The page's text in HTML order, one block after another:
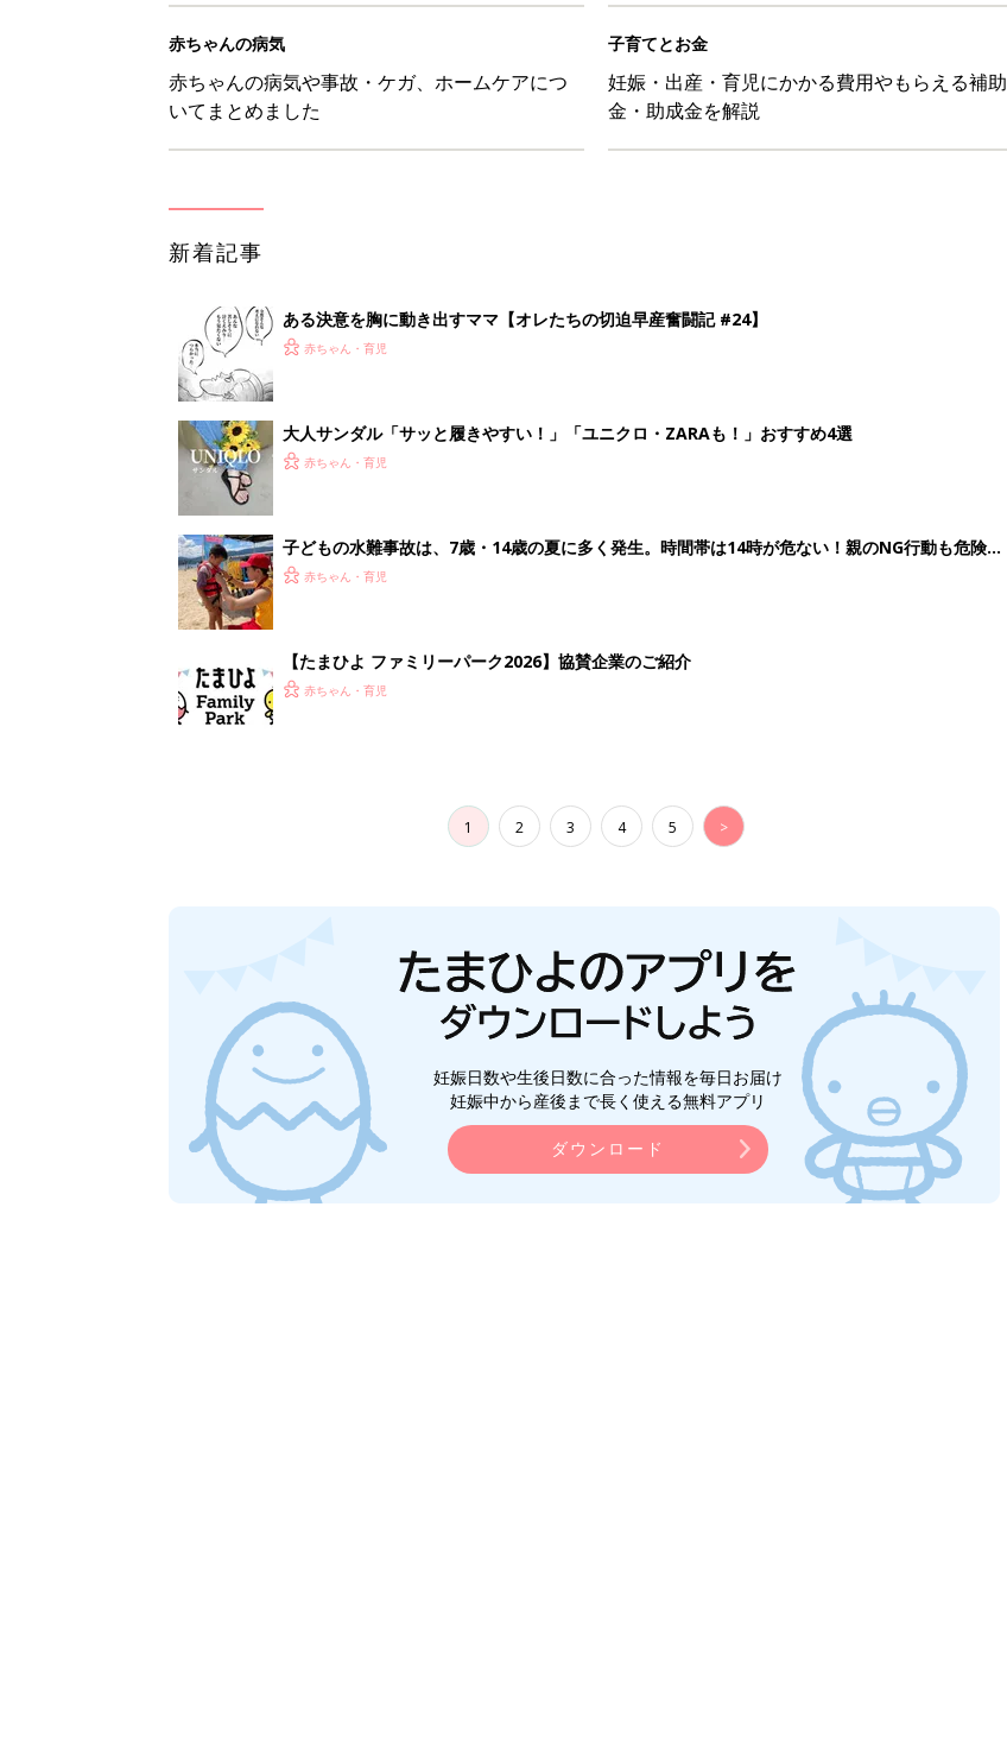
赤ちゃんの病気
赤ちゃんの病気や事故・ケガ、ホームケアにつ
いてまとめました
子育てとお金
妊娠・出産・育児にかかる費用やもらえる補助
金・助成金を解説
新着記事
ある決意を胸に動き出すママ【オレたちの切迫早産奮闘記 #24】
赤ちゃん・育児
大人サンダル「サッと履きやすい！」「ユニクロ・ZARAも！」おすすめ4選
赤ちゃん・育児
子どもの水難事故は、7歳・14歳の夏に多く発生。時間帯は14時が危ない！親のNG行動も危険を
まねく【専門家】
赤ちゃん・育児
【たまひよ ファミリーパーク2026】協賛企業のご紹介
赤ちゃん・育児
1 2 3 4 5 >
妊娠日数や生後日数に合った情報を毎日お届け
妊娠中から産後まで長く使える無料アプリ
ダウンロード